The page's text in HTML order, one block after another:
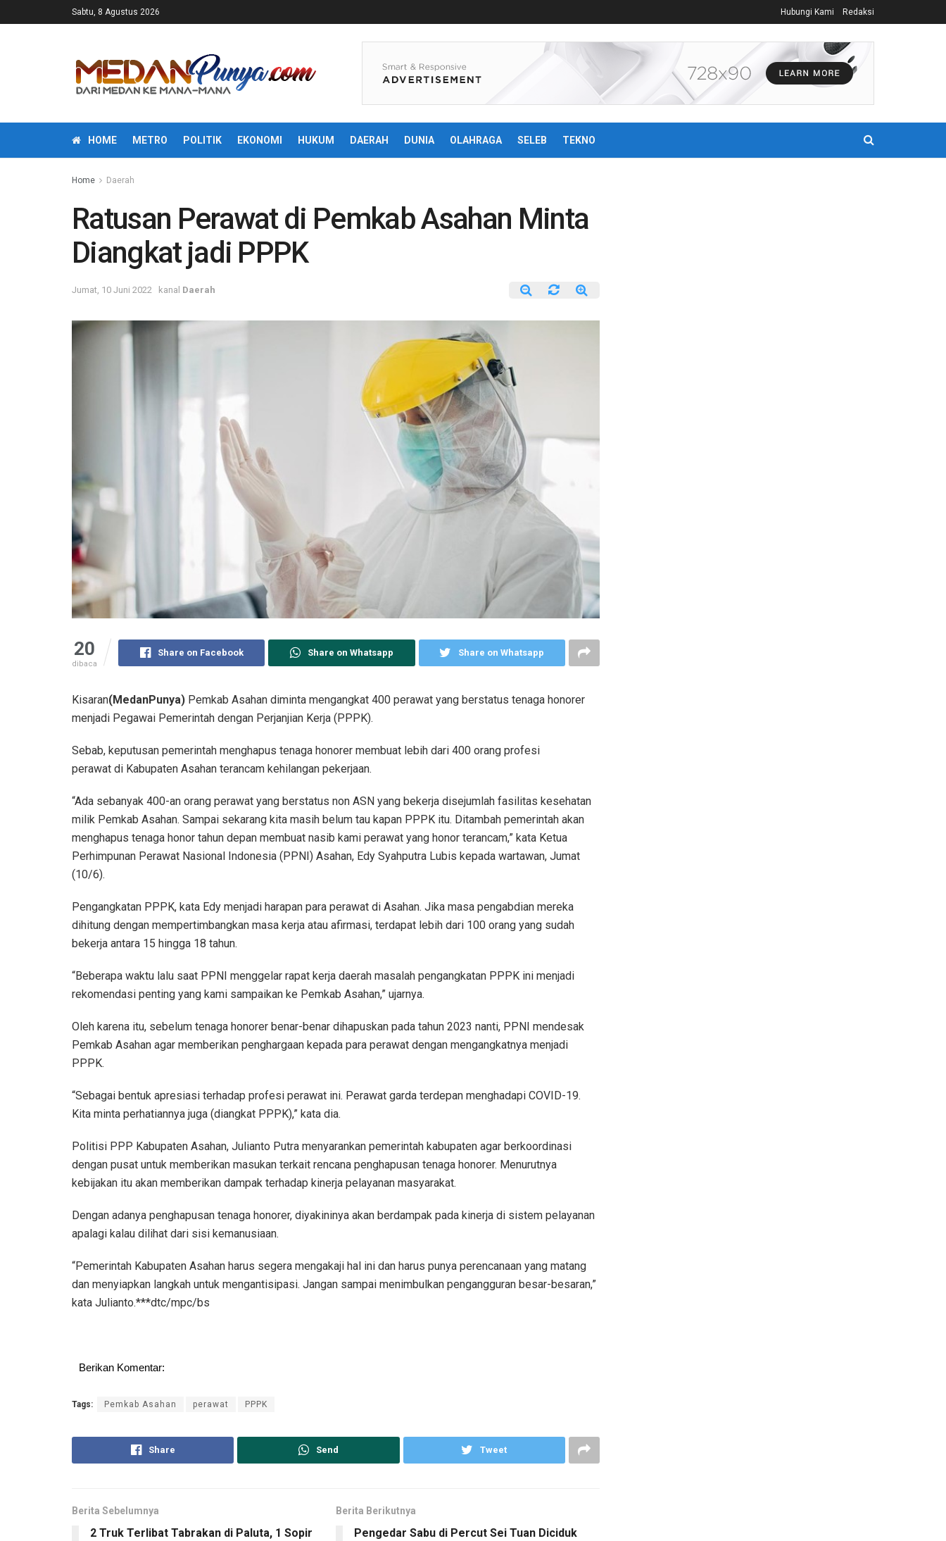
Sabtu, 8 Agustus 2026 Hubungi Kami Redaksi
HOME METRO POLITIK EKONOMI HUKUM DAERAH DUNIA OLAHRAGA SELEB TEKNO
Home Daerah
Ratusan Perawat di Pemkab Asahan Minta
Diangkat jadi PPPK
Jumat, 10 Juni 2022 kanal Daerah
20
dibaca
Share on Facebook Share on Whatsapp Share on Whatsapp
Kisaran(MedanPunya) Pemkab Asahan diminta mengangkat 400 perawat yang berstatus tenaga honorer
menjadi Pegawai Pemerintah dengan Perjanjian Kerja (PPPK).
Sebab, keputusan pemerintah menghapus tenaga honorer membuat lebih dari 400 orang profesi
perawat di Kabupaten Asahan terancam kehilangan pekerjaan.
“Ada sebanyak 400-an orang perawat yang berstatus non ASN yang bekerja disejumlah fasilitas kesehatan
milik Pemkab Asahan. Sampai sekarang kita masih belum tau kapan PPPK itu. Ditambah pemerintah akan
menghapus tenaga honor tahun depan membuat nasib kami perawat yang honor terancam,” kata Ketua
Perhimpunan Perawat Nasional Indonesia (PPNI) Asahan, Edy Syahputra Lubis kepada wartawan, Jumat
(10/6).
Pengangkatan PPPK, kata Edy menjadi harapan para perawat di Asahan. Jika masa pengabdian mereka
dihitung dengan mempertimbangkan masa kerja atau afirmasi, terdapat lebih dari 100 orang yang sudah
bekerja antara 15 hingga 18 tahun.
“Beberapa waktu lalu saat PPNI menggelar rapat kerja daerah masalah pengangkatan PPPK ini menjadi
rekomendasi penting yang kami sampaikan ke Pemkab Asahan,” ujarnya.
Oleh karena itu, sebelum tenaga honorer benar-benar dihapuskan pada tahun 2023 nanti, PPNI mendesak
Pemkab Asahan agar memberikan penghargaan kepada para perawat dengan mengangkatnya menjadi
PPPK.
“Sebagai bentuk apresiasi terhadap profesi perawat ini. Perawat garda terdepan menghadapi COVID-19.
Kita minta perhatiannya juga (diangkat PPPK),” kata dia.
Politisi PPP Kabupaten Asahan, Julianto Putra menyarankan pemerintah kabupaten agar berkoordinasi
dengan pusat untuk memberikan masukan terkait rencana penghapusan tenaga honorer. Menurutnya
kebijakan itu akan memberikan dampak terhadap kinerja pelayanan masyarakat.
Dengan adanya penghapusan tenaga honorer, diyakininya akan berdampak pada kinerja di sistem pelayanan
apalagi kalau dilihat dari sisi kemanusiaan.
“Pemerintah Kabupaten Asahan harus segera mengakaji hal ini dan harus punya perencanaan yang matang
dan menyiapkan langkah untuk mengantisipasi. Jangan sampai menimbulkan pengangguran besar-besaran,”
kata Julianto.***dtc/mpc/bs
Berikan Komentar:
Tags: Pemkab Asahan perawat PPPK
Share Send Tweet
Berita Sebelumnya
2 Truk Terlibat Tabrakan di Paluta, 1 Sopir
Berita Berikutnya
Pengedar Sabu di Percut Sei Tuan Diciduk